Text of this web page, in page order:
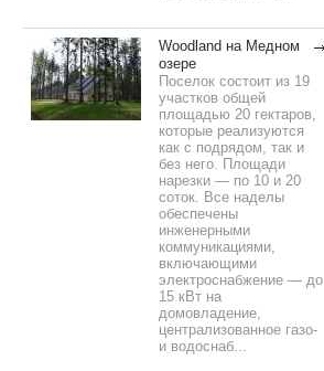
Woodland на Медном
озере
Поселок состоит из 19
участков общей
площадью 20 гектаров,
которые реализуются
как с подрядом, так и
без него. Площади
нарезки — по 10 и 20
соток. Все наделы
обеспечены
инженерными
коммуникациями,
включающими
электроснабжение — до
15 кВт на
домовладение,
централизованное газо-
и водоснаб...